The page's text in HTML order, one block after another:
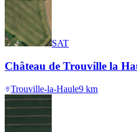
SAT
Château de Trouville la
Trouville-la-Haule9 km